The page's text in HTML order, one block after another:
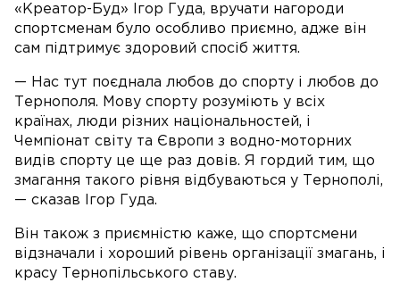
«Креатор-Буд» Ігор Гуда, вручати нагороди
спортсменам було особливо приємно, адже він
сам підтримує здоровий спосіб життя.
— Нас тут поєднала любов до спорту і любов до
Тернополя. Мову спорту розуміють у всіх
країнах, люди різних національностей, і
Чемпіонат світу та Європи з водно-моторних
видів спорту це ще раз довів. Я гордий тим, що
змагання такого рівня відбуваються у Тернополі,
— сказав Ігор Гуда.
Він також з приємністю каже, що спортсмени
відзначали і хороший рівень організації змагань, і
красу Тернопільського ставу.